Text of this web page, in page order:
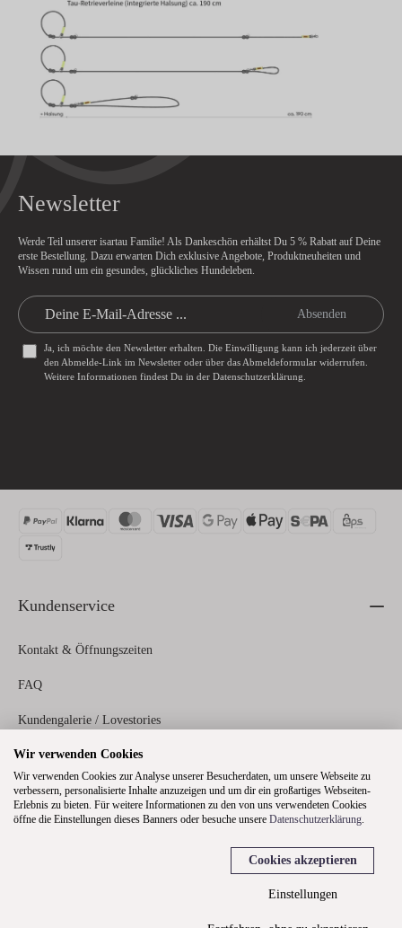
Newsletter
Werde Teil unserer isartau Familie! Als Dankeschön erhältst Du 5 % Rabatt auf Deine
erste Bestellung. Dazu erwarten Dich exklusive Angebote, Produktneuheiten und
Wissen rund um ein gesundes, glückliches Hundeleben.
Absenden
Ja, ich möchte den Newsletter erhalten. Die Einwilligung kann ich jederzeit über
den Abmelde-Link im Newsletter oder über das Abmeldeformularwiderrufen.
Weitere Informationen findest Du in der Datenschutzerklärung
Kundenservice
Kontakt & Öffnungszeiten
FAQ
Kundengalerie / Lovestories
Zahlungs- und Versandinformationen
Rechtliches
Wir verwenden Cookies
Wir verwenden Cookies zur Analyse unserer Besucherdaten, um unsere Webseite zu
verbessern, personalisierte Inhalte anzuzeigen und um dir ein großartiges Webseiten-
Erlebnis zu bieten. Für weitere Informationen zu den von uns verwendeten Cookies
öffne die Einstellungen dieses Banners oder besuche unsere Datenschutzerklärung.
Cookies akzeptieren
Einstellungen